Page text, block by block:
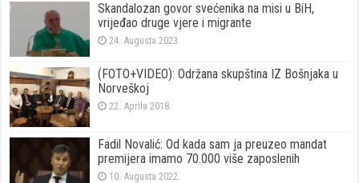
Skandalozan govor svećenika na misi u BiH,
vrijeđao druge vjere i migrante
24. Augusta 2023.
(FOTO+VIDEO): Održana skupština IZ Bošnjaka u
Norveškoj
22. Aprila 2018.
Fadil Novalić: Od kada sam ja preuzeo mandat
premijera imamo 70.000 više zaposlenih
10. Augusta 2022.